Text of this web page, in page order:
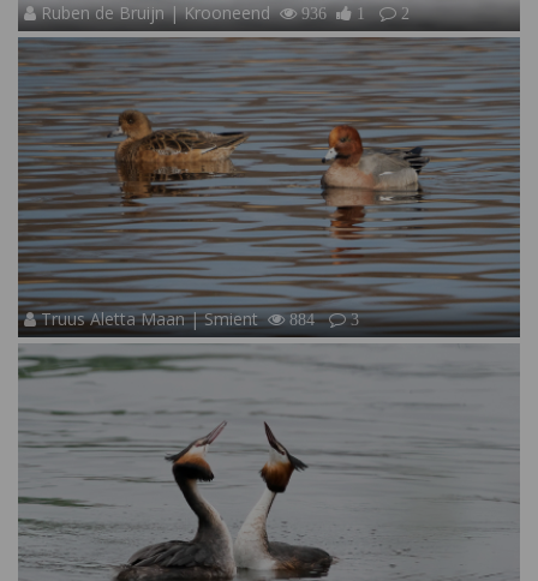
Ruben de Bruijn | Krooneend 936 1 2
Truus Aletta Maan | Smient 884 3